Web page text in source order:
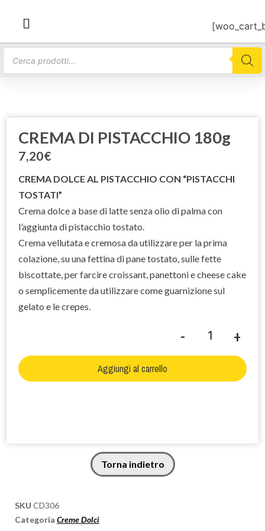
CREMA DI PISTACCHIO 180g
7,20€
CREMA DOLCE AL PISTACCHIO CON “PISTACCHI
TOSTATI”
Crema dolce a base di latte senza olio di palma con
l’aggiunta di pistacchio tostato.
Crema vellutata e cremosa da utilizzare per la prima
colazione, su una fettina di pane tostato, sulle fette
biscottate, per farcire croissant, panettoni e cheese cake
o semplicemente da utilizzare come guarnizione sul
gelato e le crepes.
- +
Aggiungi al carrello
Torna indietro
SKU CD306
Categoria Creme Dolci